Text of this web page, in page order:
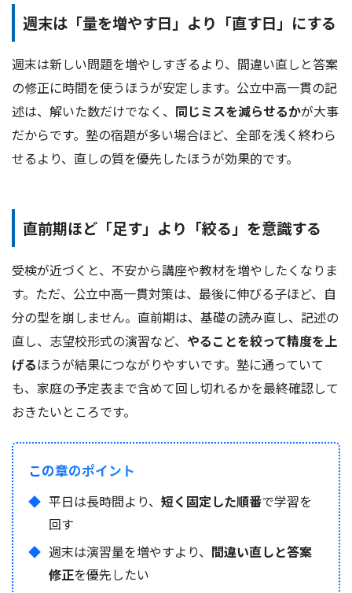
週末は「量を増やす日」より「直す日」にする
週末は新しい問題を増やしすぎるより、間違い直しと答案
の修正に時間を使うほうが安定します。公立中高一貫の記
述は、解いた数だけでなく、 同じミスを減らせるかが大事
だからです。塾の宿題が多い場合ほど、全部を浅く終わら
せるより、直しの質を優先したほうが効果的です。
直前期ほど「足す」より「絞る」を意識する
受検が近づくと、不安から講座や教材を増やしたくなりま
す。ただ、公立中高一貫対策は、最後に伸びる子ほど、自
分の型を崩しません。直前期は、基礎の読み直し、記述の
直し、志望校形式の演習など、 やることを絞って精度を上
げるほうが結果につながりやすいです。塾に通っていて
も、家庭の予定表まで含めて回し切れるかを最終確認して
おきたいところです。
この章のポイント
平日は長時間より、 短く固定した順番で学習を
回す
週末は演習量を増やすより、 間違い直しと答案
修正を優先したい